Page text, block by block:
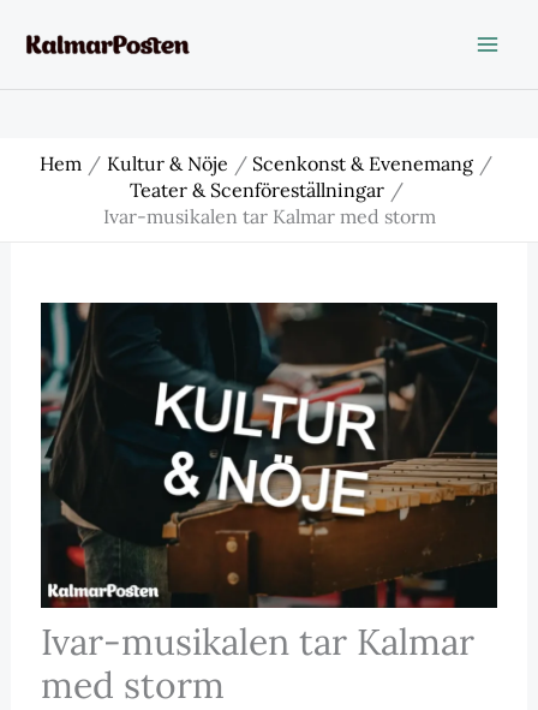
Hem Kultur & Nöje
Scenkonst & Evenemang
Teater & Scenföreställningar
Ivar-musikalen tar Kalmar med storm
Ivar-musikalen tar Kalmar
med storm